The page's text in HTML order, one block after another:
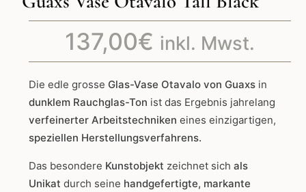
137,00€ inkl. Mwst.
Die edle grosse Glas-Vase Otavalo von Guaxs in
dunklem Rauchglas-Ton ist das Ergebnis jahrelang
verfeinerter Arbeitstechniken eines einzigartigen,
speziellen Herstellungsverfahrens.
Das besondere Kunstobjekt zeichnet sich als
Unikat durch seine handgefertigte, markante